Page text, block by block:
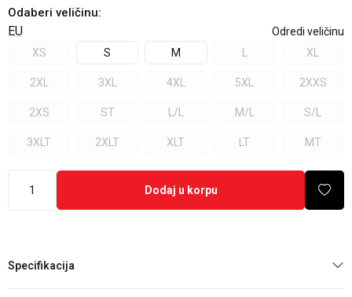
Odaberi veličinu:
EU
Odredi veličinu
XS
S M XL
2XL 3XL 4XL 5XL 2XXS
2XS ST L/L M/L S/L
3XLT 2XLT XLT LT MT
Dodaj u korpu
Specifikacija